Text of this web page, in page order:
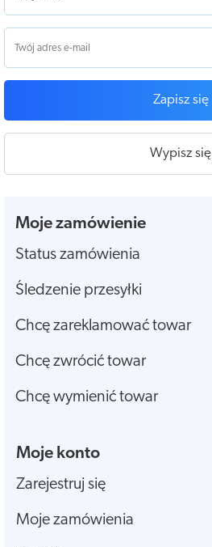
Zapisz się
Wypisz się
Moje zamówienie
Status zamówienia
Śledzenie przesyłki
Chcę zareklamować towar
Chcę zwrócić towar
Chcę wymienić towar
Moje konto
Zarejestruj się
Moje zamówienia